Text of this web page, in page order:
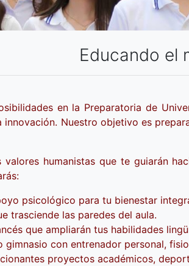
Educando el
en la Preparatoria de
Nuestro objetivo es
valores humanistas que te guiarán
psicológico para tu bienestar
trasciende las paredes del aula.
que ampliarán tus habilidades
gimnasio con entrenador personal,
proyectos académicos,